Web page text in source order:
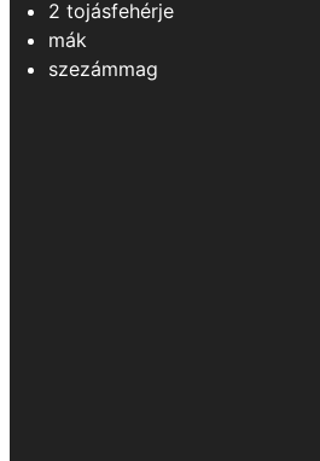
2 tojásfehérje
mák
szezámmag